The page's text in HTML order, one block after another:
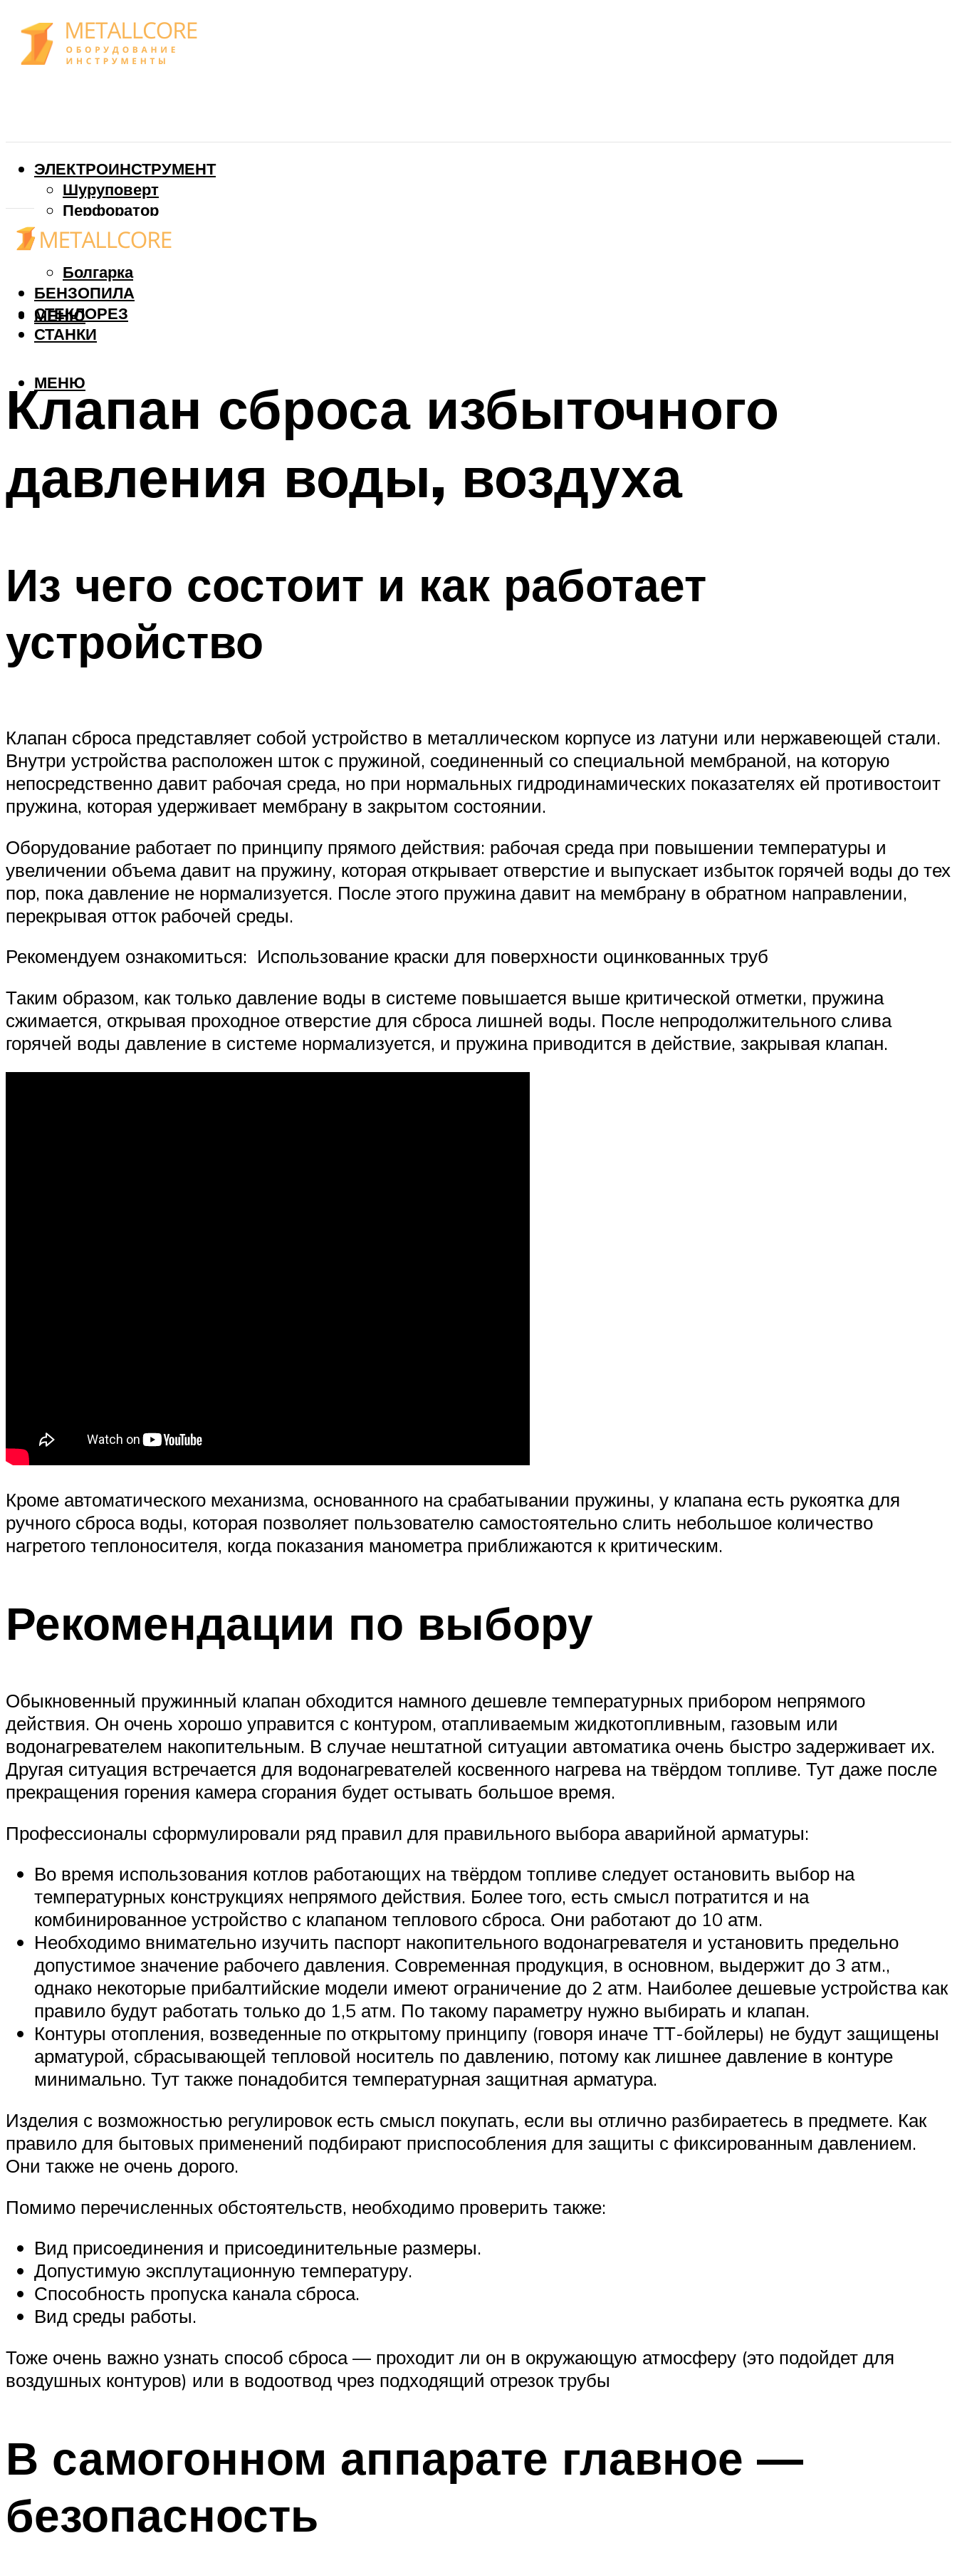
ЭЛЕКТРОИНСТРУМЕНТ
Шуруповерт
Перфоратор
Дрель
Фрезер
Болгарка
БЕНЗОПИЛА
СТЕКЛОРЕЗ
СТАНКИ
МЕНЮ
МЕНЮ
Клапан сброса избыточного
давления воды, воздуха
Из чего состоит и как работает
устройство
Клапан сброса представляет собой устройство в металлическом корпусе из латуни или нержавеющей стали.
Внутри устройства расположен шток с пружиной, соединенный со специальной мембраной, на которую
непосредственно давит рабочая среда, но при нормальных гидродинамических показателях ей противостоит
пружина, которая удерживает мембрану в закрытом состоянии.
Оборудование работает по принципу прямого действия: рабочая среда при повышении температуры и
увеличении объема давит на пружину, которая открывает отверстие и выпускает избыток горячей воды до тех
пор, пока давление не нормализуется. После этого пружина давит на мембрану в обратном направлении,
перекрывая отток рабочей среды.
Рекомендуем ознакомиться: Использование краски для поверхности оцинкованных труб
Таким образом, как только давление воды в системе повышается выше критической отметки, пружина
сжимается, открывая проходное отверстие для сброса лишней воды. После непродолжительного слива
горячей воды давление в системе нормализуется, и пружина приводится в действие, закрывая клапан.
Кроме автоматического механизма, основанного на срабатывании пружины, у клапана есть рукоятка для
ручного сброса воды, которая позволяет пользователю самостоятельно слить небольшое количество
нагретого теплоносителя, когда показания манометра приближаются к критическим.
Рекомендации по выбору
Обыкновенный пружинный клапан обходится намного дешевле температурных прибором непрямого
действия. Он очень хорошо управится с контуром, отапливаемым жидкотопливным, газовым или
водонагревателем накопительным. В случае нештатной ситуации автоматика очень быстро задерживает их.
Другая ситуация встречается для водонагревателей косвенного нагрева на твёрдом топливе. Тут даже после
прекращения горения камера сгорания будет остывать большое время.
Профессионалы сформулировали ряд правил для правильного выбора аварийной арматуры:
Во время использования котлов работающих на твёрдом топливе следует остановить выбор на
температурных конструкциях непрямого действия. Более того, есть смысл потратится и на
комбинированное устройство с клапаном теплового сброса. Они работают до 10 атм.
Необходимо внимательно изучить паспорт накопительного водонагревателя и установить предельно
допустимое значение рабочего давления. Современная продукция, в основном, выдержит до 3 атм.,
однако некоторые прибалтийские модели имеют ограничение до 2 атм. Наиболее дешевые устройства как
правило будут работать только до 1,5 атм. По такому параметру нужно выбирать и клапан.
Контуры отопления, возведенные по открытому принципу (говоря иначе ТТ-бойлеры) не будут защищены
арматурой, сбрасывающей тепловой носитель по давлению, потому как лишнее давление в контуре
минимально. Тут также понадобится температурная защитная арматура.
Изделия с возможностью регулировок есть смысл покупать, если вы отлично разбираетесь в предмете. Как
правило для бытовых применений подбирают приспособления для защиты с фиксированным давлением.
Они также не очень дорого.
Помимо перечисленных обстоятельств, необходимо проверить также:
Вид присоединения и присоединительные размеры.
Допустимую эксплутационную температуру.
Способность пропуска канала сброса.
Вид среды работы.
Тоже очень важно узнать способ сброса — проходит ли он в окружающую атмосферу (это подойдет для
воздушных контуров) или в водоотвод чрез подходящий отрезок трубы
В самогонном аппарате главное —
безопасность